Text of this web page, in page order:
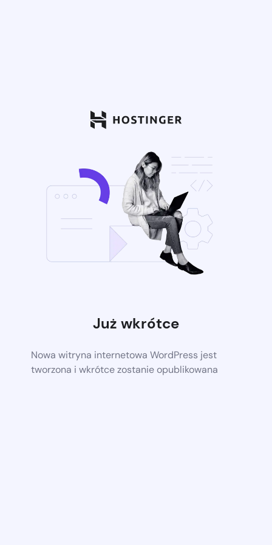
Już wkrótce
Nowa witryna internetowa WordPress jest
tworzona i wkrótce zostanie opublikowana